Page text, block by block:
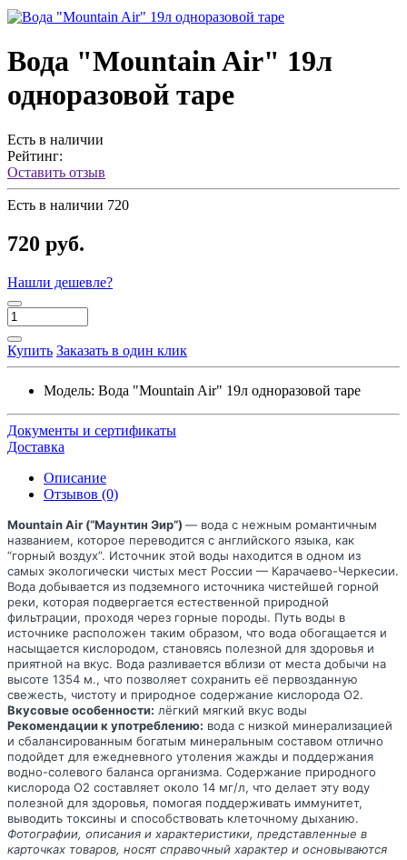
Вода "Mountain Air" 19л
одноразовой таре
Есть в наличии
Рейтинг:
Оставить отзыв
Есть в наличии 720
720 руб.
Нашли дешевле?
Купить Заказать в один клик
Модель: Вода "Mountain Air" 19л одноразовой таре
Документы и сертификаты
Доставка
Описание
Отзывов (0)
Mountain Air (“Маунтин Эир”) — вода с нежным романтичным
названием, которое переводится с английского языка, как
“горный воздух”. Источник этой воды находится в одном из
самых экологически чистых мест России — Карачаево-Черкесии.
Вода добывается из подземного источника чистейшей горной
реки, которая подвергается естественной природной
фильтрации, проходя через горные породы. Путь воды в
источнике расположен таким образом, что вода обогащается и
насыщается кислородом, становясь полезной для здоровья и
приятной на вкус. Вода разливается вблизи от места добычи на
высоте 1354 м., что позволяет сохранить её первозданную
свежесть, чистоту и природное содержание кислорода O2.
Вкусовые особенности: лёгкий мягкий вкус воды
Рекомендации к употреблению: вода с низкой минерализацией
и сбалансированным богатым минеральным составом отлично
подойдет для ежедневного утоления жажды и поддержания
водно-солевого баланса организма. Содержание природного
кислорода O2 составляет около 14 мг/л, что делает эту воду
полезной для здоровья, помогая поддерживать иммунитет,
выводить токсины и способствовать клеточному дыханию.
Фотографии, описания и характеристики, представленные в
карточках товаров, носят справочный характер и основываются